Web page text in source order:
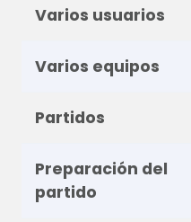
Varios usuarios
Varios equipos
Partidos
Preparación del
partido